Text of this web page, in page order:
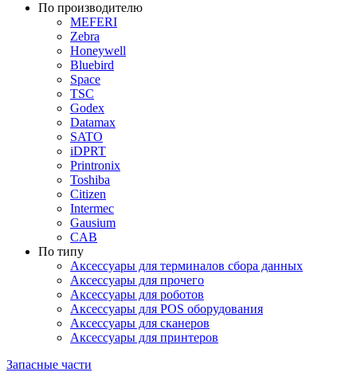
По производителю
MEFERI
Zebra
Honeywell
Bluebird
Space
TSC
Godex
Datamax
SATO
iDPRT
Printronix
Toshiba
Citizen
Intermec
Gausium
CAB
По типу
Аксессуары для терминалов сбора данных
Аксессуары для прочего
Аксессуары для роботов
Аксессуары для POS оборудования
Аксессуары для сканеров
Аксессуары для принтеров
Запасные части